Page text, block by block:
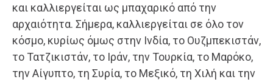
και καλλιεργείται ως μπαχαρικό από την
αρχαιότητα. Σήμερα, καλλιεργείται σε όλο τον
κόσμο, κυρίως όμως στην Ινδία, το Ουζμπεκιστάν,
το Τατζικιστάν, το Ιράν, την Τουρκία, το Μαρόκο,
την Αίγυπτο, τη Συρία, το Μεξικό, τη Χιλή και την